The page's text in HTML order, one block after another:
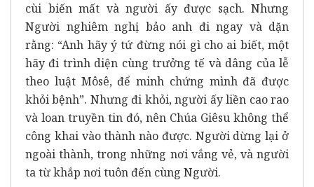
cùi biến mất và người ấy được sạch. Nhưng
Người nghiêm nghị bảo anh đi ngay và dặn
rằng: “Anh hãy ý tứ đừng nói gì cho ai biết, một
hãy đi trình diện cùng trưởng tế và dâng của lễ
theo luật Môsê, để minh chứng mình đã được
khỏi bệnh”. Nhưng đi khỏi, người ấy liền cao rao
và loan truyền tin đó, nên Chúa Giêsu không thể
công khai vào thành nào được. Người dừng lại ở
ngoài thành, trong những nơi vắng vẻ, và người
ta từ khắp nơi tuôn đến cùng Người.